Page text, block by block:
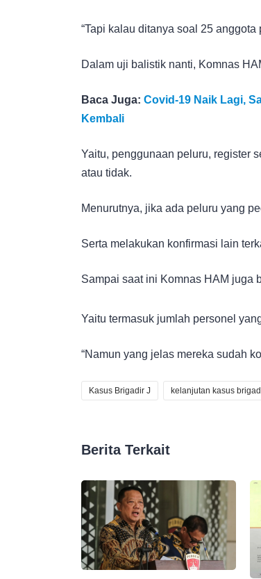
“Tapi kalau ditanya soal 25
Dalam uji balistik nanti, Komnas
Baca Juga: Covid-19 Naik Lagi,
Kembali
Yaitu, penggunaan peluru, register
atau tidak.
Menurutnya, jika ada peluru yang
Serta melakukan konfirmasi lain
Sampai saat ini Komnas HAM juga
Yaitu termasuk jumlah personel
“Namun yang jelas mereka sudah
Kasus Brigadir J kelanjutan kasus
Berita Terkait